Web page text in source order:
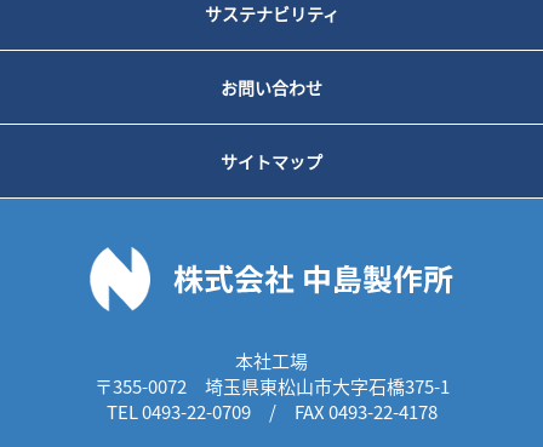
サステナビリティ
お問い合わせ
サイトマップ
本社工場
〒355-0072 埼玉県東松山市大字石橋375-1
TEL 0493-22-0709 / FAX 0493-22-4178